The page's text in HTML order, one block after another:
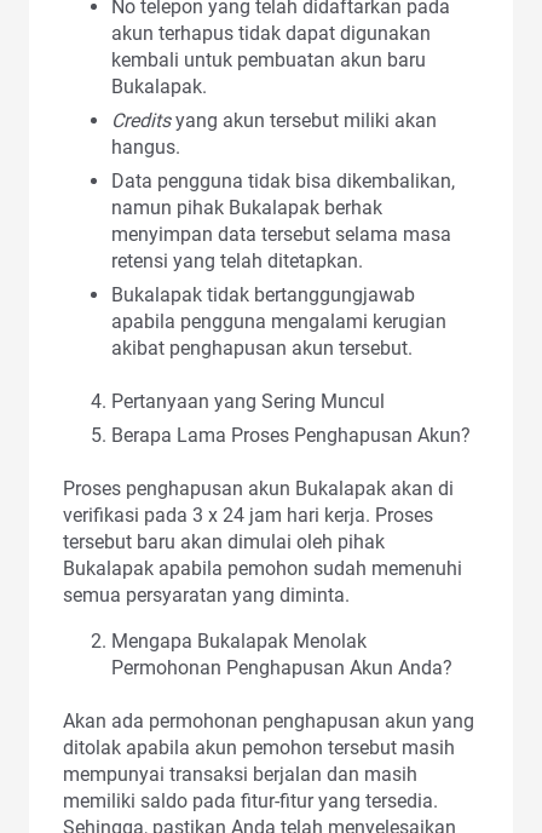
No telepon yang telah didaftarkan pada
akun terhapus tidak dapat digunakan
kembali untuk pembuatan akun baru
Bukalapak.
Creditsyang akun tersebut miliki akan
hangus.
Data pengguna tidak bisa dikembalikan,
namun pihak Bukalapak berhak
menyimpan data tersebut selama masa
retensi yang telah ditetapkan.
Bukalapak tidak bertanggungjawab
apabila pengguna mengalami kerugian
akibat penghapusan akun tersebut.
Pertanyaan yang Sering Muncul
Berapa Lama Proses Penghapusan Akun?
Proses penghapusan akun Bukalapak akan di
verifikasi pada 3 x 24 jam hari kerja. Proses
tersebut baru akan dimulai oleh pihak
Bukalapak apabila pemohon sudah memenuhi
semua persyaratan yang diminta.
Mengapa Bukalapak Menolak
Permohonan Penghapusan Akun Anda?
Akan ada permohonan penghapusan akun yang
ditolak apabila akun pemohon tersebut masih
mempunyai transaksi berjalan dan masih
memiliki saldo pada fitur-fitur yang tersedia.
Sehingga, pastikan Anda telah menyelesaikan